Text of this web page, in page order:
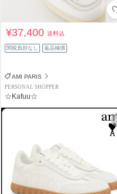
¥37,400送料込
関税負担なし 返品補償
AMI PARIS
PERSONAL SHOPPER
☆Kafuu☆